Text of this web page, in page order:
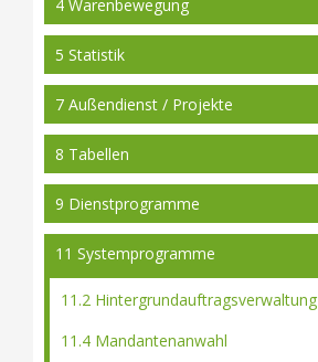
4 Warenbewegung
5 Statistik
7 Außendienst / Projekte
8 Tabellen
9 Dienstprogramme
11 Systemprogramme
11.2 Hintergrundauftragsverwaltung
11.4 Mandantenanwahl